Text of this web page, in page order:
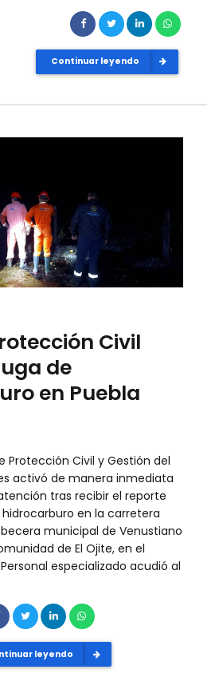
Continuar leyendo
Civil
de
en Puebla
Protección Civil y Gestión del
activó de manera inmediata
tras recibir el reporte
en la carretera
municipal de Venustiano
de El Ojite, en el
especializado acudió al
leyendo